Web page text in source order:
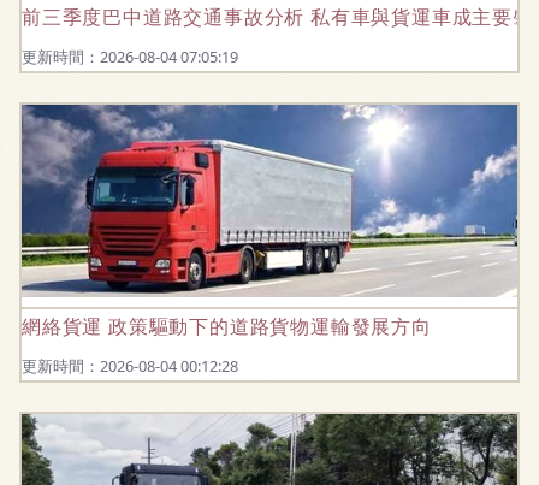
前三季度巴中道路交通事故分析 私有車與貨運車成主要肇
更新時間：2026-08-04 07:05:19
網絡貨運 政策驅動下的道路貨物運輸發展方向
更新時間：2026-08-04 00:12:28